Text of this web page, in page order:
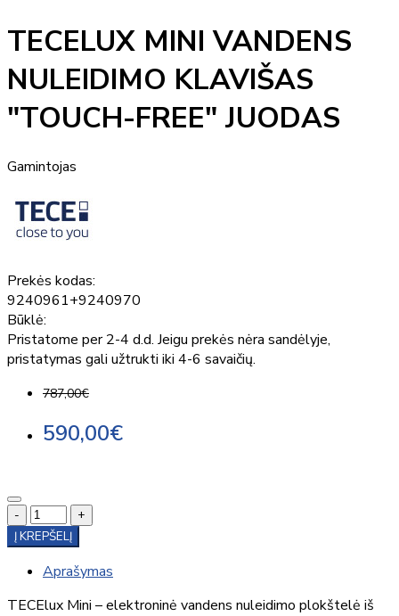
TECELUX MINI VANDENS
NULEIDIMO KLAVIŠAS
"TOUCH-FREE" JUODAS
Gamintojas
Prekės kodas:
9240961+9240970
Būklė:
Pristatome per 2-4 d.d. Jeigu prekės nėra sandėlyje,
pristatymas gali užtrukti iki 4-6 savaičių.
787,00€
590,00€
-
+
Į KREPŠELĮ
Aprašymas
TECElux Mini – elektroninė vandens nuleidimo plokštelė iš